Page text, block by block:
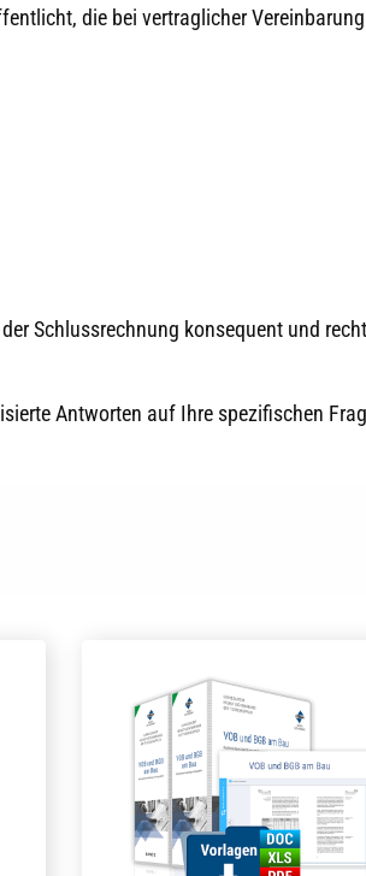
die bei vertraglicher
Schlussrechnung konsequent und
Antworten auf Ihre spezifischen